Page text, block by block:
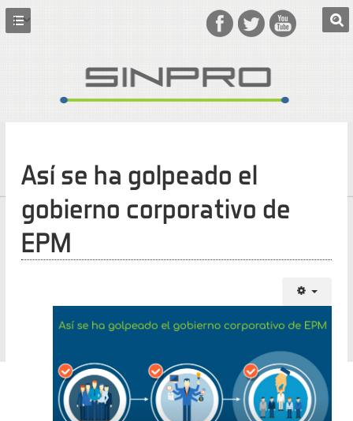
Así se ha golpeado el
gobierno corporativo de
EPM